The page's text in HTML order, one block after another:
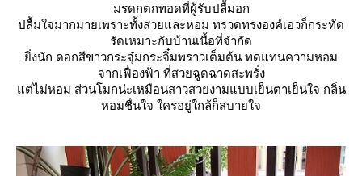
มรดกตกทอดที่ผู้รับปลื้มอก
ปลื้มใจมากมายเพราะทั้งสวยและหอม ทรวดทรงองค์เอวก็กระทัด
รัดเหมาะกับบ้านเนื้อที่จำกัด
ิ่งนัก ดอกสีขาวกระจุ๋มกระจิ๋มพราวเต็มต้น ทดแทนความหอม
จากเฟื่องฟ้า ที่สวยฉูดฉาดสะพรั่ง
ต่ไม่หอม ส่วนโมกน่ะเหมือนสาวสวยงามแบบเย็นตาเย็นใจ กลิ่น
หอมชื่นใจ ใครอยู่ใกล้ก็สบายใจ